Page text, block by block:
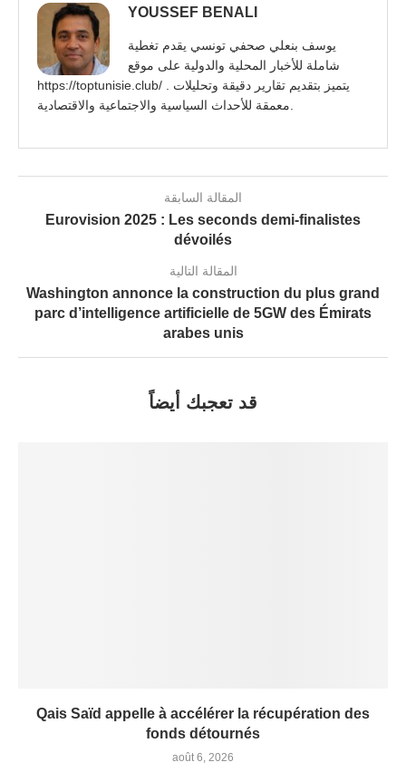
YOUSSEF BENALI
يوسف بنعلي صحفي تونسي يقدم تغطية
شاملة للأخبار المحلية والدولية على موقع
https://toptunisie.club/ . يتميز بتقديم تقارير دقيقة وتحليلات
المقالة السابقة
Eurovision 2025 : Les seconds demi-finalistes
dévoilés
المقالة التالية
Washington annonce la construction du plus grand
parc d’intelligence artificielle de 5GW des Émirats
arabes unis
قد تعجبك أيضاً
Qais Saïd appelle à accélérer la récupération des
fonds détournés
août 6, 2026